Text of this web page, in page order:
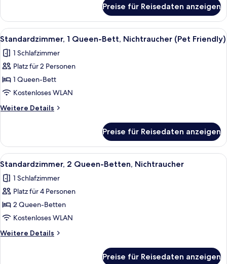
1
Queen-
Bett,
Preise für Reisedaten anzeigen
Alle
Fotos
für
Standardzimmer,
1
Queen-
Bett,
Nichtraucher
Friendly)
anzeigen
Hochwertige Bettwaren,
4
Standardzimmer, 1 Queen-Bett, Nichtraucher (Pet Friendly)
1 Schlafzimmer
Platz für 2 Personen
1 Queen-Bett
Kostenloses WLAN
Weitere Details
Weitere
1
Queen-
Bett,
(Pet
Friendly)
Preise für Reisedaten anzeigen
Alle
Fotos
für
Standardzimmer,
2 Queen-
Betten,
Nichtraucher
anzeigen
Ein Zimmer mit zwei Betten, einem
4
Standardzimmer, 2 Queen-Betten, Nichtraucher
1 Schlafzimmer
Platz für 4 Personen
2 Queen-Betten
Kostenloses WLAN
Weitere Details
Weitere
Preise für Reisedaten anzeigen